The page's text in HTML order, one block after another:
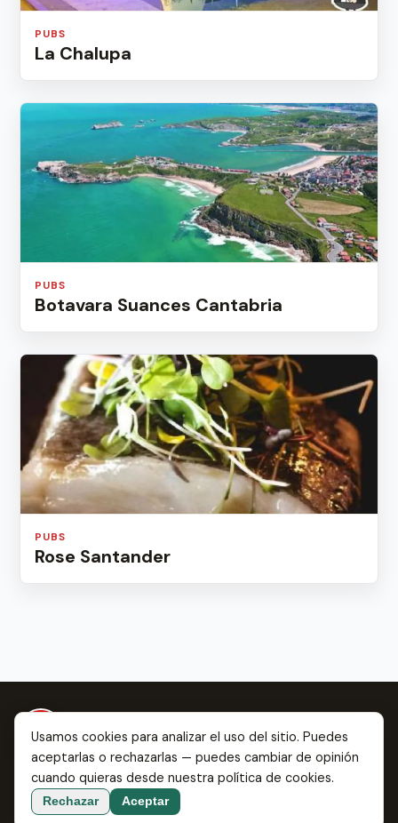
PUBS
La Chalupa
PUBS
Botavara Suances Cantabria
PUBS
Rose Santander
Todo sobre Santander: desde dónde comer las
mejores rabas hasta dónde enamorarte.
Sobre nosotrosContacto
Usamos cookies para analizar el uso del sitio. Puedes
aceptarlas o rechazarlas — puedes cambiar de opinión
cuando quieras desde nuestra política de cookies.
Rechazar Aceptar